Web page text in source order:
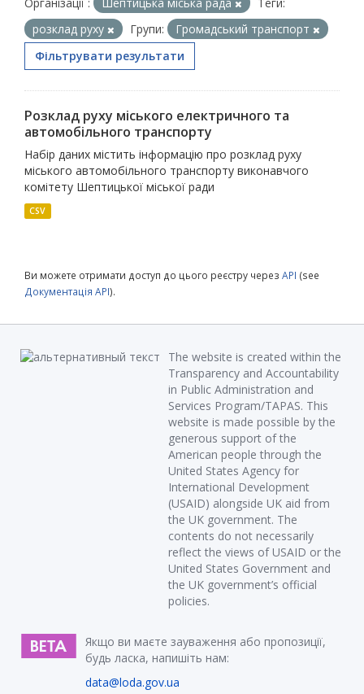
розклад руху
Групи:
Громадський транспорт
Фільтрувати результати
Розклад руху міського електричного та
автомобільного транспорту
Набір даних містить інформацію про розклад руху
міського автомобільного транспорту виконавчого
комітету Шептицької міської ради
CSV
Ви можете отримати доступ до цього реєстру через API (see
Документація API).
The website is created within the
Transparency and Accountability
in Public Administration and
Services Program/TAPAS. This
website is made possible by the
generous support of the
American people through the
United States Agency for
International Development
(USAID) alongside UK aid from
the UK government. The
contents do not necessarily
reflect the views of USAID or the
United States Government and
the UK government’s official
policies.
Якщо ви маєте зауваження або пропозиції,
будь ласка, напишіть нам:
data@loda.gov.ua